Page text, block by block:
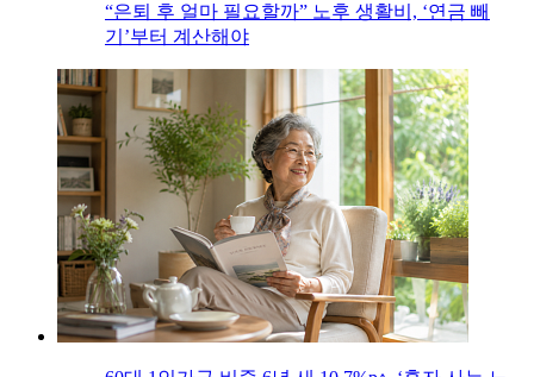
“은퇴 후 얼마 필요할까” 노후 생활비, ‘연금 빼
기’부터 계산해야